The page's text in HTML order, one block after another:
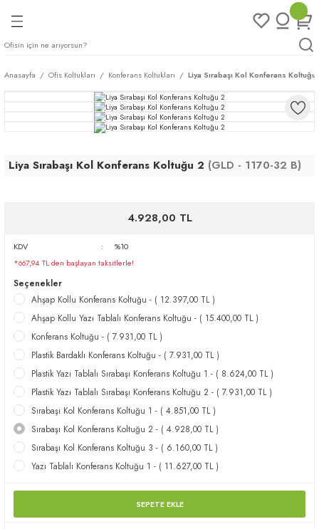
Anasayfa Ofis Koltukları Konferans Koltukları Liya Sırabaşı Kol Konferans
Liya Sırabaşı Kol Konferans Koltuğu 2 (GLD - 1170-32 B)
4.928,00 TL
KDV
%10
*667,94 TL den başlayan taksitlerle!
Seçenekler
Ahşap Kollu Konferans Koltuğu - ( 12.397,00 TL )
Ahşap Kollu Yazı Tablalı Konferans Koltuğu - ( 15.400,00 TL )
Konferans Koltuğu - ( 7.931,00 TL )
Plastik Bardaklı Konferans Koltuğu - ( 7.931,00 TL )
Plastik Yazı Tablalı Sırabaşı Konferans Koltuğu 1 - ( 8.624,00 TL )
Plastik Yazı Tablalı Sırabaşı Konferans Koltuğu 2 - ( 7.931,00 TL )
Sırabaşı Kol Konferans Koltuğu 1 - ( 4.851,00 TL )
Sırabaşı Kol Konferans Koltuğu 2 - ( 4.928,00 TL )
Sırabaşı Kol Konferans Koltuğu 3 - ( 6.160,00 TL )
Yazı Tablalı Konferans Koltuğu 1 - ( 11.627,00 TL )
SEPETE EKLE